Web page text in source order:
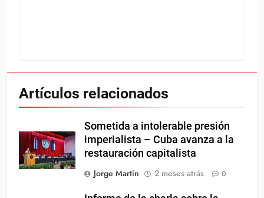
Artículos relacionados
Sometida a intolerable presión
imperialista – Cuba avanza a la
restauración capitalista
Jorge Martin
2 meses atrás 0